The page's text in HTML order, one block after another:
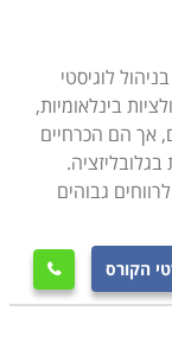
בדיוק
אתכם
שינסו לאתר
לצרכיכם.
לוגיסטי
בינלאומיות,
אך הם הכרחיים
גבוהים
הקורס 